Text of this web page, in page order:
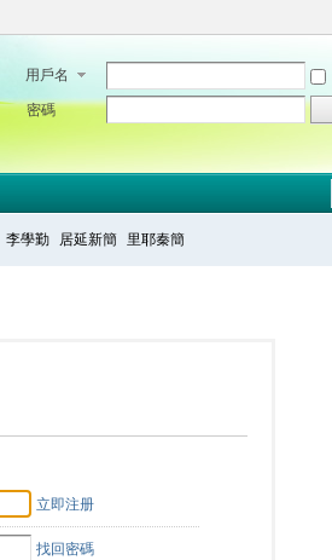
用戶名
密碼
李學勤 居延新簡 里耶秦簡
立即注册
找回密碼